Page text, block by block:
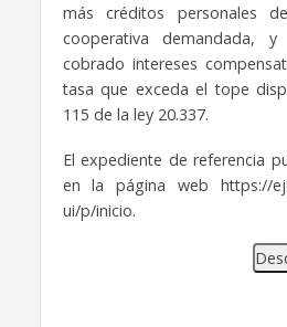
más créditos personales
cooperativa demandada,
cobrado intereses
tasa que exceda el tope
115 de la ley 20.337.
El expediente de referencia
en la página web https://
ui/p/inicio.